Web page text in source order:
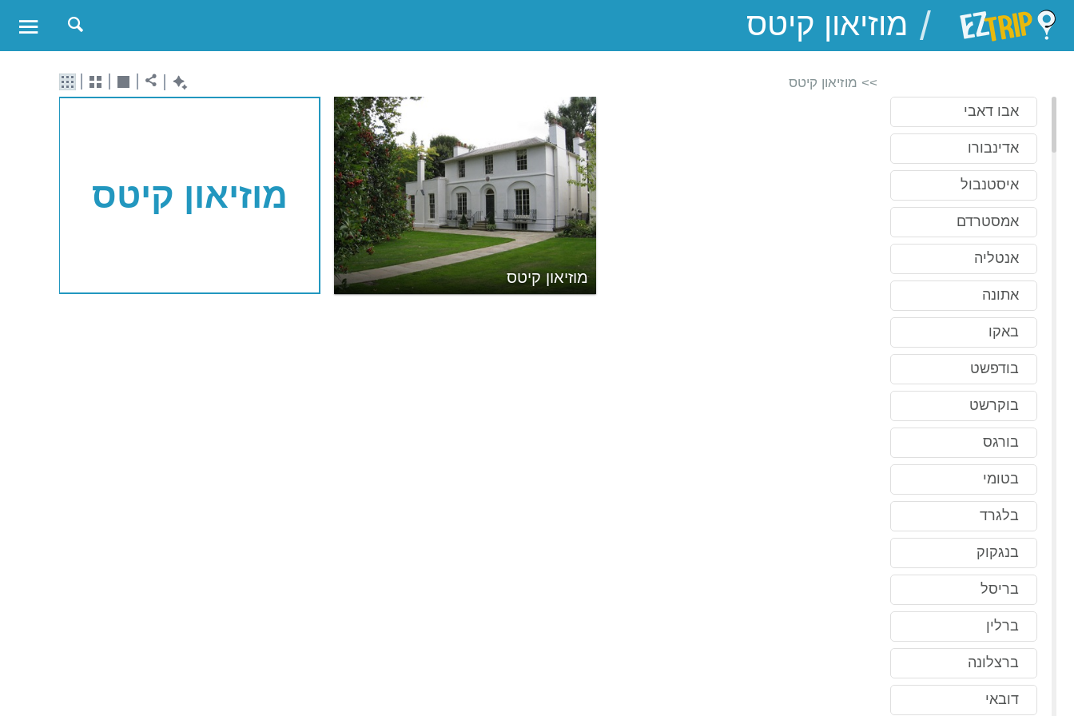
EZTrip
/
אבו דאבי
אדינבורו
איסטנבול
אמסטרדם
אנטליה
אתונה
באקו
בודפשט
בוקרשט
בורגס
בטומי
בלגרד
בנגקוק
בריסל
ברלין
ברצלונה
דובאי
>> מוזיאון קיטס
מוזיאון קיטס
מוזיאון קיטס